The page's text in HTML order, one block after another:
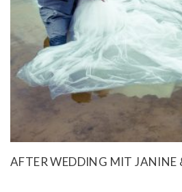
AFTER WEDDING MIT JANINE